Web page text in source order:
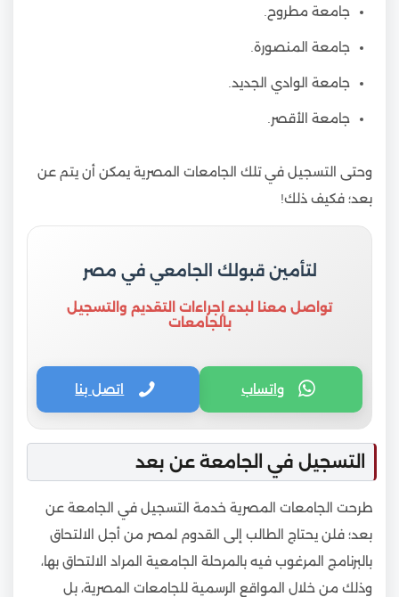
جامعة مطروح.
جامعة المنصورة.
جامعة الوادي الجديد.
جامعة الأقصر.
وحتى التسجيل في تلك الجامعات المصرية يمكن أن يتم عن
بعد؛ فكيف ذلك!
لتأمين قبولك الجامعي في مصر
تواصل معنا لبدء إجراءات التقديم والتسجيل
بالجامعات
واتساب اتصل بنا
التسجيل في الجامعة عن بعد
طرحت الجامعات المصرية خدمة التسجيل في الجامعة عن
بعد؛ فلن يحتاج الطالب إلى القدوم لمصر من أجل الالتحاق
بالبرنامج المرغوب فيه بالمرحلة الجامعية المراد الالتحاق بها،
وذلك من خلال المواقع الرسمية للجامعات المصرية، بل